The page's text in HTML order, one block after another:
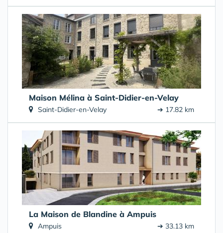
Maison Mélina à Saint-Didier-en-Velay
Saint-Didier-en-Velay ➔ 17.82 km
La Maison de Blandine à Ampuis
Ampuis ➔ 33.13 km